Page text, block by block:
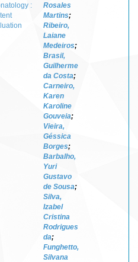
:
Rosales
Martins;
Ribeiro,
Laiane
Medeiros;
Brasil,
Guilherme
da Costa;
Carneiro,
Karen
Karoline
Gouveia;
Vieira,
Géssica
Borges;
Barbalho,
Yuri
Gustavo
de Sousa;
Silva,
Izabel
Cristina
Rodrigues
da;
Funghetto,
Silvana